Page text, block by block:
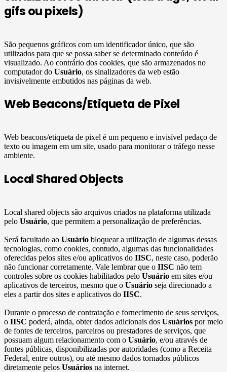
gifs ou pixels)
São pequenos gráficos com um identificador único, que são
utilizados para que se possa saber se determinado conteúdo é
visualizado. Ao contrário dos cookies, que são armazenados no
computador do Usuário, os sinalizadores da web estão
invisivelmente embutidos nas páginas da web.
Web Beacons/Etiqueta de Pixel
Web beacons/etiqueta de pixel é um pequeno e invisível pedaço de
texto ou imagem em um site, usado para monitorar o tráfego nesse
ambiente.
Local Shared Objects
Local shared objects são arquivos criados na plataforma utilizada
pelo Usuário, que permitem a personalização de preferências.
Será facultado ao Usuário bloquear a utilização de algumas dessas
tecnologias, como cookies, contudo, algumas das funcionalidades
oferecidas pelos sites e/ou aplicativos do IISC, neste caso, poderão
não funcionar corretamente. Vale lembrar que o IISC não tem
controles sobre os cookies habilitados pelo Usuário em sites e/ou
aplicativos de terceiros, mesmo que o Usuário seja direcionado a
eles a partir dos sites e aplicativos do IISC.
Durante o processo de contratação e fornecimento de seus serviços,
o IISC poderá, ainda, obter dados adicionais dos Usuários por meio
de fontes de terceiros, parceiros ou prestadores de serviços, que
possuam algum relacionamento com o Usuário, e/ou através de
fontes públicas, disponibilizadas por autoridades (como a Receita
Federal, entre outros), ou até mesmo dados tornados públicos
diretamente pelos Usuários na internet.